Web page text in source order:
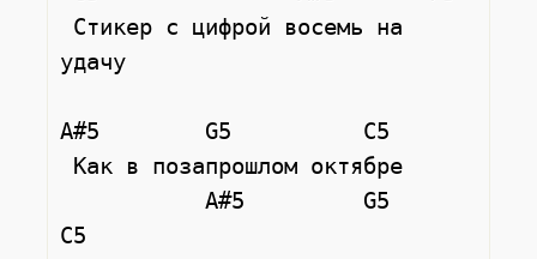
удачу
A#5        G5          C5
           A#5         G5
C5